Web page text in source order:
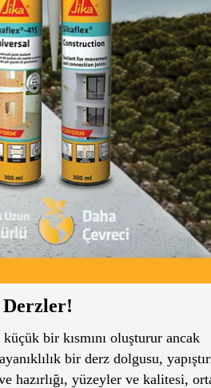
Derzler!
bir kısmını oluşturur ancak
bir derz dolgusu,
hazırlığı, yüzeyler ve kalitesi,